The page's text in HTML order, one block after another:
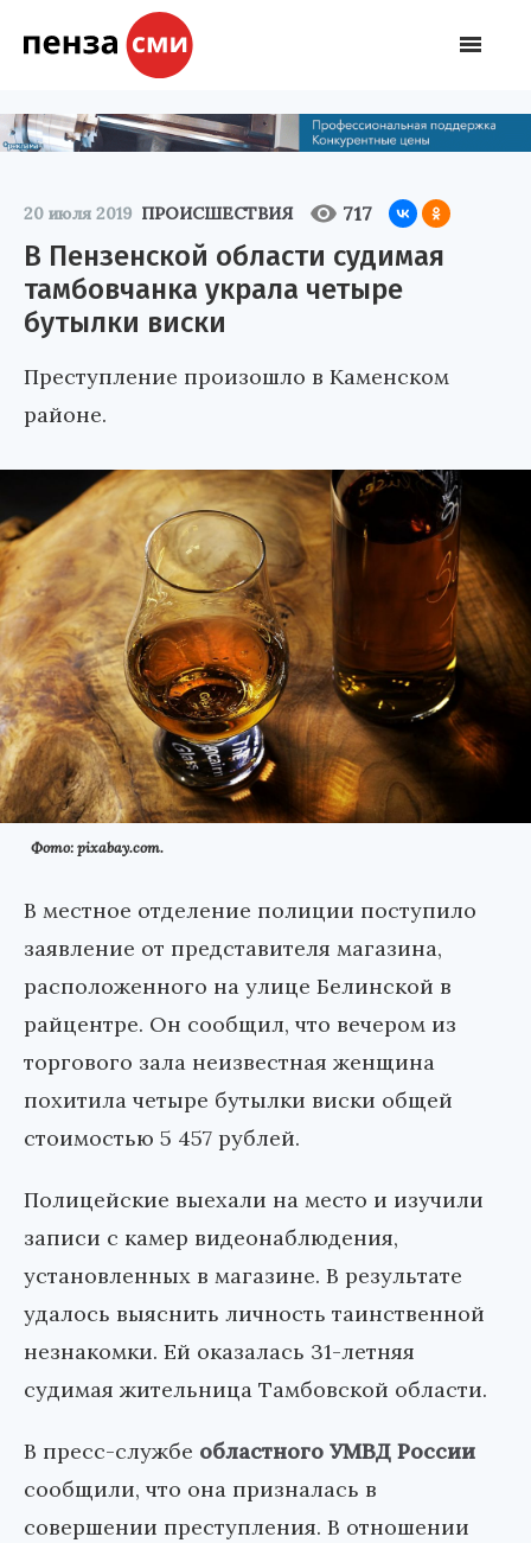
20 июля 2019 ПРОИСШЕСТВИЯ 717
В Пензенской области судимая
тамбовчанка украла четыре
бутылки виски
Преступление произошло в Каменском
районе.
Фото: pixabay.com.
В местное отделение полиции поступило
заявление от представителя магазина,
расположенного на улице Белинской в
райцентре. Он сообщил, что вечером из
торгового зала неизвестная женщина
похитила четыре бутылки виски общей
стоимостью 5 457 рублей.
Полицейские выехали на место и изучили
записи с камер видеонаблюдения,
установленных в магазине. В результате
удалось выяснить личность таинственной
незнакомки. Ей оказалась 31-летняя
судимая жительница Тамбовской области.
В пресс-службе областного УМВД России
сообщили, что она призналась в
совершении преступления. В отношении